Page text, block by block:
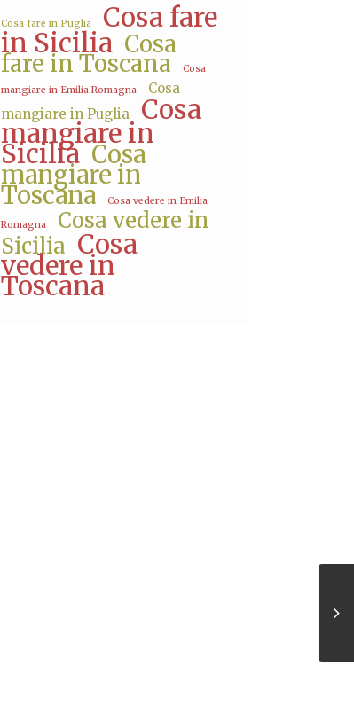
Cosa fare in Puglia Cosa fare
in Sicilia Cosa
fare in Toscana
Cosa
mangiare in Emilia Romagna
Cosa
mangiare in Puglia
Cosa
mangiare in
Sicilia Cosa
mangiare in
Toscana Cosa vedere in Emilia
Romagna
Cosa vedere in
Sicilia Cosa
vedere in
Toscana